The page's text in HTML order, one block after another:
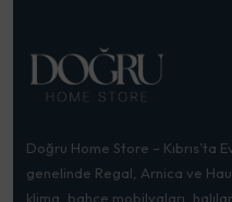
Doğru Home Store – Kıbrıs’ta
genelinde Regal, Arnica ve
klima, bahçe mobilyaları,